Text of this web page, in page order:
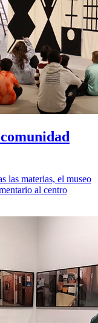
las materias, el museo
al centro